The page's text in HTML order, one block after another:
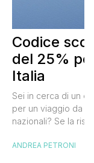
Codice
del 25%
Italia
Sei in cerca di un
per un viaggio da
nazionali? Se la
Alitalia per l’Italia.
ANDREA PETRONI